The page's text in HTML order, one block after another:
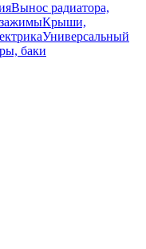
Вынос радиатора,
Крыши,
Универсальный
баки